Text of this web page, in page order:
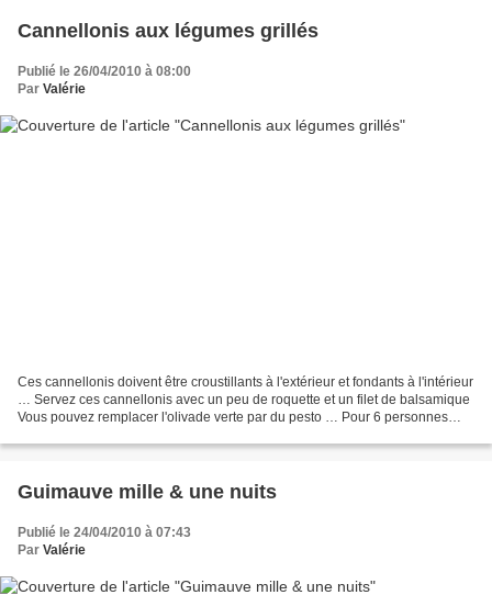
Cannellonis aux légumes grillés
Publié le 26/04/2010 à 08:00
Par Valérie
Ces cannellonis doivent être croustillants à l'extérieur et fondants à l'intérieur
… Servez ces cannellonis avec un peu de roquette et un filet de balsamique
Vous pouvez remplacer l'olivade verte par du pesto … Pour 6 personnes
Guimauve mille & une nuits
Publié le 24/04/2010 à 07:43
Par Valérie